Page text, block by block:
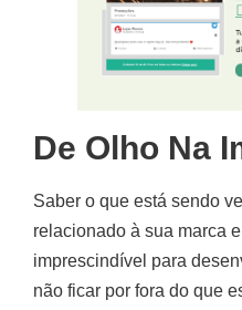
De Olho Na
Saber o que está sendo
relacionado à sua marca
imprescindível para
não ficar por fora do que